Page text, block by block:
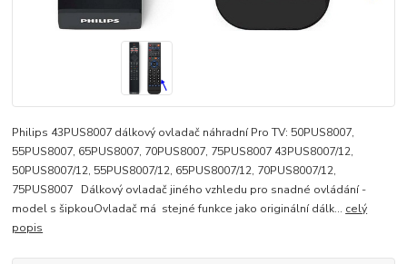
Philips 43PUS8007 dálkový ovladač náhradní Pro TV: 50PUS8007,
55PUS8007, 65PUS8007, 70PUS8007, 75PUS8007 43PUS8007/12,
50PUS8007/12, 55PUS8007/12, 65PUS8007/12, 70PUS8007/12,
75PUS8007 Dálkový ovladač jiného vzhledu pro snadné ovládání -
model s šipkouOvladač má stejné funkce jako originální dálk... celý
popis